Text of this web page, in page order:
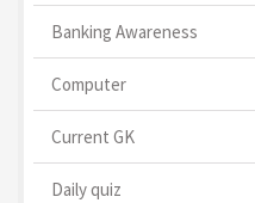
Banking Awareness
Computer
Current GK
Daily quiz